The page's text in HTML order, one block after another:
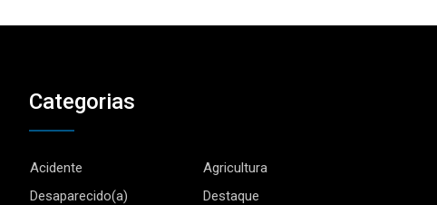
Categorias
Acidente
Agricultura
Desaparecido(a)
Destaque